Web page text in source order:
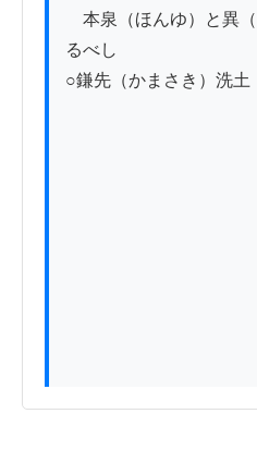
本泉（ほんゆ）と異
るべし
○鎌先（かまさき）洗土